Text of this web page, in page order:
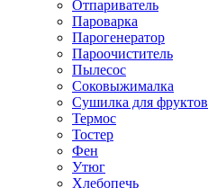
Отпариватель
Пароварка
Парогенератор
Пароочиститель
Пылесос
Соковыжималка
Сушилка для фруктов
Термос
Тостер
Фен
Утюг
Хлебопечь